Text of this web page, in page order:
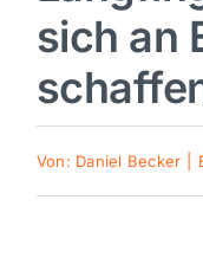
Wirtschaft
sich an
Von: Daniel Becker